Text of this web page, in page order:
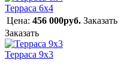
Терраса 6х4
Цена: 456 000руб. Заказать
Заказать
Терраса 9х3